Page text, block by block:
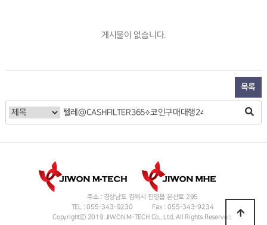
게시물이 없습니다.
목록
주소 : 경상남도 김해시 진영읍 본산로 295
TEL : 055-343-9230
Fax : 055-343-9234
Copyrightⓒ 2019 JIWON M-TECH Co., Ltd. All Rights Reserved.